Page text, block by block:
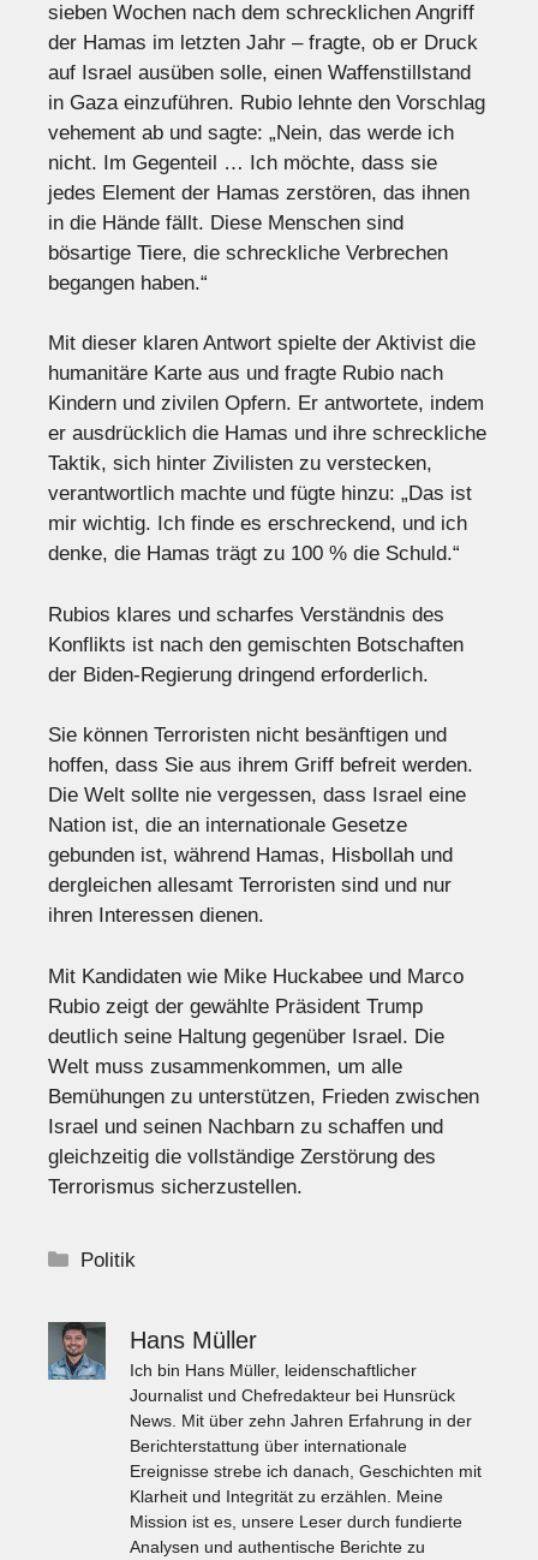
sieben Wochen nach dem schrecklichen Angriff
der Hamas im letzten Jahr – fragte, ob er Druck
auf Israel ausüben solle, einen Waffenstillstand
in Gaza einzuführen. Rubio lehnte den Vorschlag
vehement ab und sagte: „Nein, das werde ich
nicht. Im Gegenteil … Ich möchte, dass sie
jedes Element der Hamas zerstören, das ihnen
in die Hände fällt. Diese Menschen sind
bösartige Tiere, die schreckliche Verbrechen
begangen haben.“
Mit dieser klaren Antwort spielte der Aktivist die
humanitäre Karte aus und fragte Rubio nach
Kindern und zivilen Opfern. Er antwortete, indem
er ausdrücklich die Hamas und ihre schreckliche
Taktik, sich hinter Zivilisten zu verstecken,
verantwortlich machte und fügte hinzu: „Das ist
mir wichtig. Ich finde es erschreckend, und ich
denke, die Hamas trägt zu 100 % die Schuld.“
Rubios klares und scharfes Verständnis des
Konflikts ist nach den gemischten Botschaften
der Biden-Regierung dringend erforderlich.
Sie können Terroristen nicht besänftigen und
hoffen, dass Sie aus ihrem Griff befreit werden.
Die Welt sollte nie vergessen, dass Israel eine
Nation ist, die an internationale Gesetze
gebunden ist, während Hamas, Hisbollah und
dergleichen allesamt Terroristen sind und nur
ihren Interessen dienen.
Mit Kandidaten wie Mike Huckabee und Marco
Rubio zeigt der gewählte Präsident Trump
deutlich seine Haltung gegenüber Israel. Die
Welt muss zusammenkommen, um alle
Bemühungen zu unterstützen, Frieden zwischen
Israel und seinen Nachbarn zu schaffen und
gleichzeitig die vollständige Zerstörung des
Terrorismus sicherzustellen.
Kategorien
Politik
Hans Müller
Ich bin Hans Müller, leidenschaftlicher
Journalist und Chefredakteur bei Hunsrück
News. Mit über zehn Jahren Erfahrung in der
Berichterstattung über internationale
Ereignisse strebe ich danach, Geschichten mit
Klarheit und Integrität zu erzählen. Meine
Mission ist es, unsere Leser durch fundierte
Analysen und authentische Berichte zu